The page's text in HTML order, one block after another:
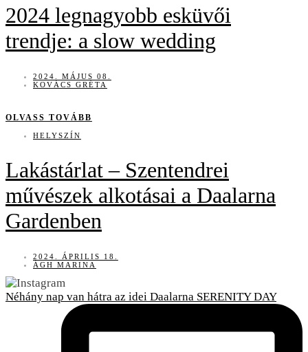
2024 legnagyobb esküvői
trendje: a slow wedding
2024. MÁJUS 08.
KOVÁCS GRÉTA
OLVASS TOVÁBB
HELYSZÍN
Lakástárlat – Szentendrei
művészek alkotásai a Daalarna
Gardenben
2024. ÁPRILIS 18.
ÁGH MARINA
Néhány nap van hátra az idei Daalarna SERENITY DAY